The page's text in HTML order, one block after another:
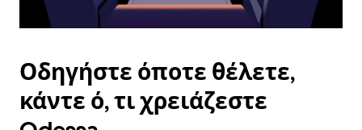
Οδηγήστε όποτε θέλετε,
κάντε ό, τι χρειάζεστε